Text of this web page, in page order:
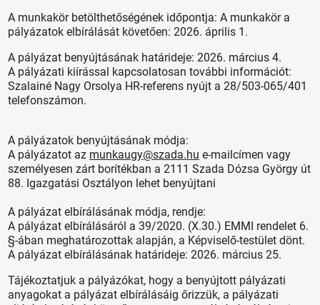
A munkakör betölthetőségének időpontja: A munkakör a
pályázatok elbírálását követően: 2026. április 1.
A pályázat benyújtásának határideje: 2026. március 4.
A pályázati kiírással kapcsolatosan további információt:
Szalainé Nagy Orsolya HR-referens nyújt a 28/503-065/401
telefonszámon.
A pályázatok benyújtásának módja:
A pályázatot az munkaugy@szada.hu e-mailcímen vagy
személyesen zárt borítékban a 2111 Szada Dózsa György út
88. Igazgatási Osztályon lehet benyújtani
A pályázat elbírálásának módja, rendje:
A pályázat elbírálásáról a 39/2020. (X.30.) EMMI rendelet 6.
§-ában meghatározottak alapján, a Képviselő-testület dönt.
A pályázat elbírálásának határideje: 2026. március 25.
Tájékoztatjuk a pályázókat, hogy a benyújtott pályázati
anyagokat a pályázat elbírálásáig őrizzük, a pályázati